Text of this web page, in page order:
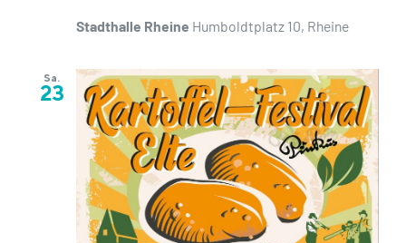
Stadthalle Rheine Humboldtplatz 10, Rheine
Sa.
23